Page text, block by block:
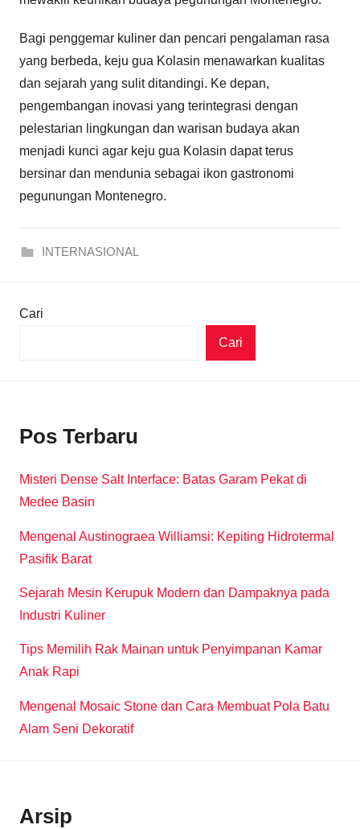
Bagi penggemar kuliner dan pencari pengalaman rasa
yang berbeda, keju gua Kolasin menawarkan kualitas
dan sejarah yang sulit ditandingi. Ke depan,
pengembangan inovasi yang terintegrasi dengan
pelestarian lingkungan dan warisan budaya akan
menjadi kunci agar keju gua Kolasin dapat terus
bersinar dan mendunia sebagai ikon gastronomi
pegunungan Montenegro.
INTERNASIONAL
Cari
Cari
Pos Terbaru
Misteri Dense Salt Interface: Batas Garam Pekat di
Medee Basin
Mengenal Austinograea Williamsi: Kepiting Hidrotermal
Pasifik Barat
Sejarah Mesin Kerupuk Modern dan Dampaknya pada
Industri Kuliner
Tips Memilih Rak Mainan untuk Penyimpanan Kamar
Anak Rapi
Mengenal Mosaic Stone dan Cara Membuat Pola Batu
Alam Seni Dekoratif
Arsip